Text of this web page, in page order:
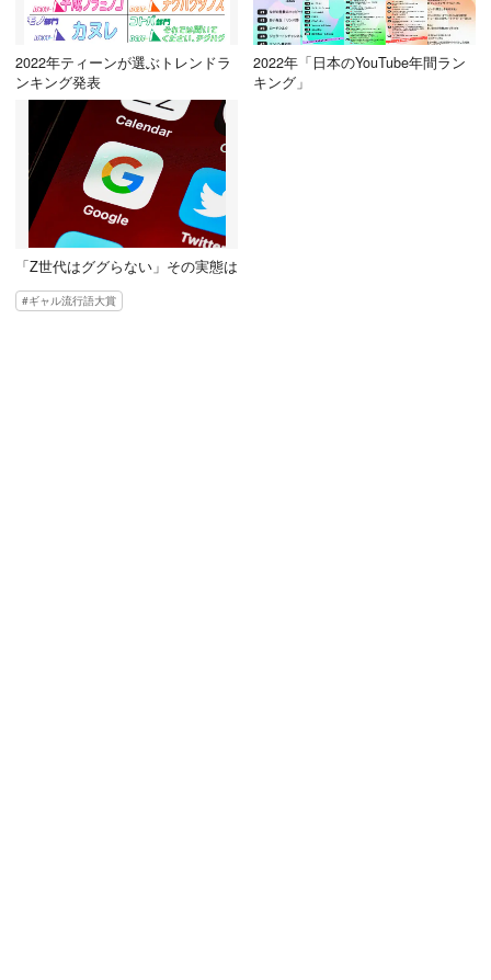
2022年ティーンが選ぶトレンドラ
ンキング発表
2022年「日本のYouTube年間ラン
キング」
「Z世代はググらない」その実態は
ギャル流行語大賞